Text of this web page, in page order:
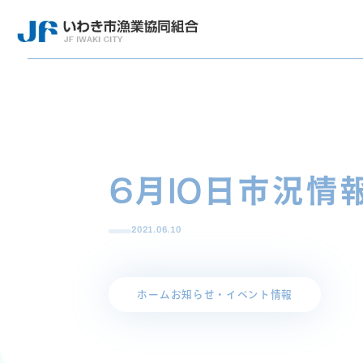
6月10日市況情
2021.06.10
ホーム お知らせ・イベント情報